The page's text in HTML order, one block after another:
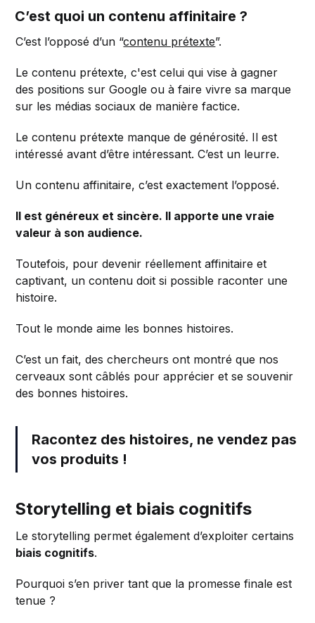
C’est quoi un contenu affinitaire ?
C’est l’opposé d’un “contenu prétexte”.
Le contenu prétexte, c'est celui qui vise à gagner
des positions sur Google ou à faire vivre sa marque
sur les médias sociaux de manière factice.
Le contenu prétexte manque de générosité. Il est
intéressé avant d’être intéressant. C’est un leurre.
Un contenu affinitaire, c’est exactement l’opposé.
Il est généreux et sincère. Il apporte une vraie
valeur à son audience.
Toutefois, pour devenir réellement affinitaire et
captivant, un contenu doit si possible raconter une
histoire.
Tout le monde aime les bonnes histoires.
C’est un fait, des chercheurs ont montré que nos
cerveaux sont câblés pour apprécier et se souvenir
des bonnes histoires.
Racontez des histoires, ne vendez pas
vos produits !
Storytelling et biais cognitifs
Le storytelling permet également d’exploiter certains
biais cognitifs.
Pourquoi s’en priver tant que la promesse finale est
tenue ?